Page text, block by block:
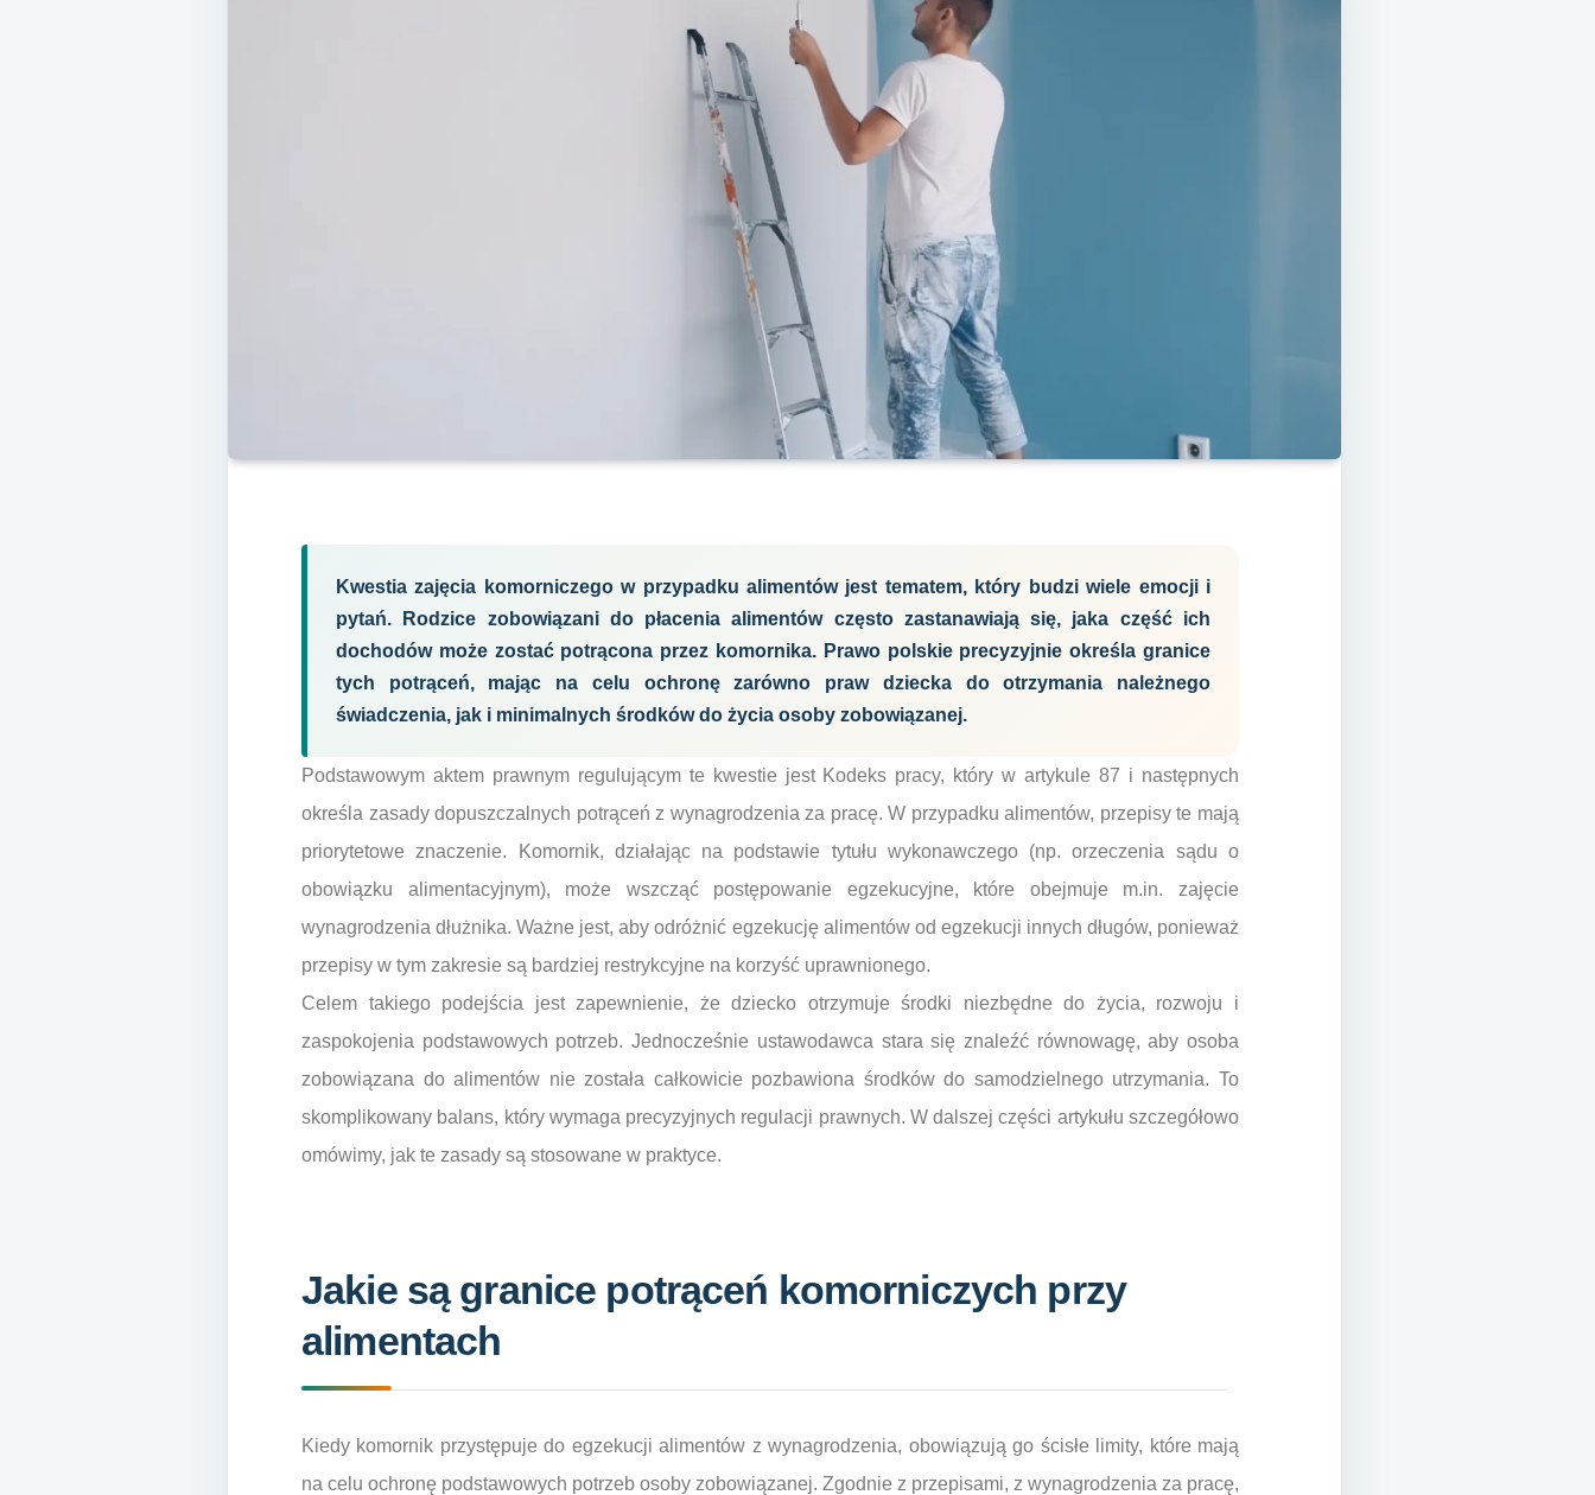
Kwestia zajęcia komorniczego w przypadku alimentów jest tematem, który budzi wiele emocji i
pytań. Rodzice zobowiązani do płacenia alimentów często zastanawiają się, jaka część ich
dochodów może zostać potrącona przez komornika. Prawo polskie precyzyjnie określa granice
tych potrąceń, mając na celu ochronę zarówno praw dziecka do otrzymania należnego
świadczenia, jak i minimalnych środków do życia osoby zobowiązanej.
Podstawowym aktem prawnym regulującym te kwestie jest Kodeks pracy, który w artykule 87 i następnych
określa zasady dopuszczalnych potrąceń z wynagrodzenia za pracę. W przypadku alimentów, przepisy te mają
priorytetowe znaczenie. Komornik, działając na podstawie tytułu wykonawczego (np. orzeczenia sądu o
obowiązku alimentacyjnym), może wszcząć postępowanie egzekucyjne, które obejmuje m.in. zajęcie
wynagrodzenia dłużnika. Ważne jest, aby odróżnić egzekucję alimentów od egzekucji innych długów, ponieważ
przepisy w tym zakresie są bardziej restrykcyjne na korzyść uprawnionego.
Celem takiego podejścia jest zapewnienie, że dziecko otrzymuje środki niezbędne do życia, rozwoju i
zaspokojenia podstawowych potrzeb. Jednocześnie ustawodawca stara się znaleźć równowagę, aby osoba
zobowiązana do alimentów nie została całkowicie pozbawiona środków do samodzielnego utrzymania. To
skomplikowany balans, który wymaga precyzyjnych regulacji prawnych. W dalszej części artykułu szczegółowo
omówimy, jak te zasady są stosowane w praktyce.
Jakie są granice potrąceń komorniczych przy
alimentach
Kiedy komornik przystępuje do egzekucji alimentów z wynagrodzenia, obowiązują go ścisłe limity, które mają
na celu ochronę podstawowych potrzeb osoby zobowiązanej. Zgodnie z przepisami, z wynagrodzenia za pracę,